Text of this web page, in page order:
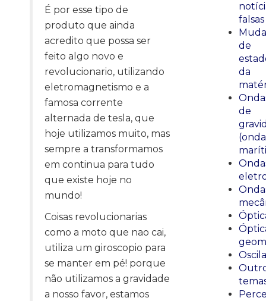
É por esse tipo de
produto que ainda
acredito que possa ser
feito algo novo e
revolucionario, utilizando
eletromagnetismo e a
famosa corrente
alternada de tesla, que
hoje utilizamos muito, mas
sempre a transformamos
em continua para tudo
que existe hoje no
mundo!
Coisas revolucionarias
como a moto que nao cai,
utiliza um giroscopio para
se manter em pé! porque
não utilizamos a gravidade
a nosso favor, estamos
falsas
de
da
de